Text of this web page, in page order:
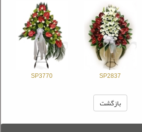
SP2837
SP3770
بازگشت